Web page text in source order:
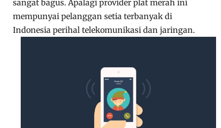
sangat bagus. Apalagi provider plat merah ini
mempunyai pelanggan setia terbanyak di
Indonesia perihal telekomunikasi dan jaringan.